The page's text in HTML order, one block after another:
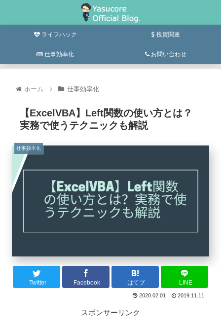
ライフハック 投資関連
仕事効率化 お問い合わせ
ホーム 仕事効率化
【ExcelVBA】Left関数の使い方とは？
実務で使うテクニックも解説
仕事効率化
Twitter Facebook はてブ LINE
2020.02.01 2019.11.11
スポンサーリンク